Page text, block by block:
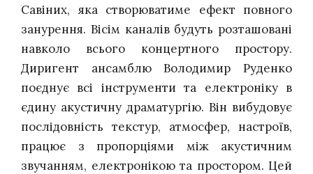
Савіних, яка створюватиме ефект повного
занурення. Вісім каналів будуть розташовані
навколо всього концертного простору.
Диригент ансамблю Володимир Руденко
поєднує всі інструменти та електроніку в
єдину акустичну драматургію. Він вибудовує
послідовність текстур, атмосфер, настроїв,
працює з пропорціями між акустичним
звучанням, електронікою та простором. Цей